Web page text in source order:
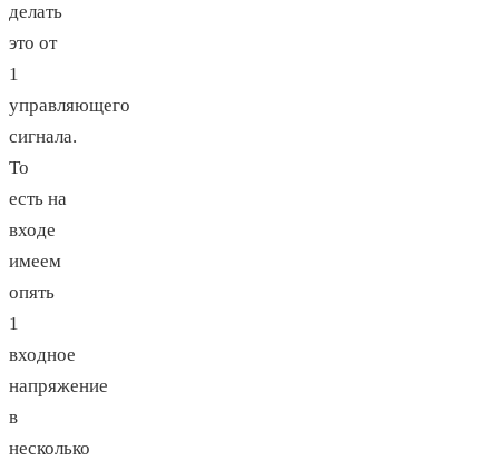
делать
это от
1
управляющего
сигнала.
То
есть на
входе
имеем
опять
1
входное
напряжение
в
несколько